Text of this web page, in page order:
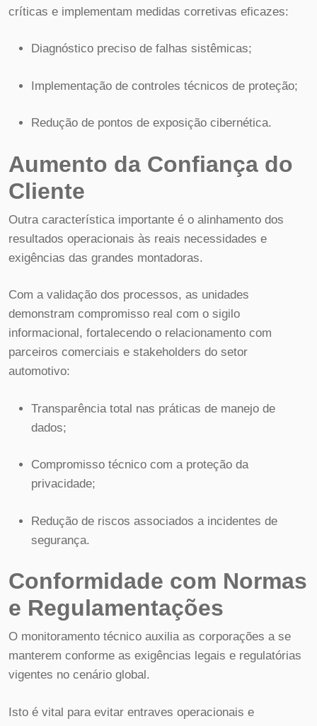
críticas e implementam medidas corretivas eficazes:
Diagnóstico preciso de falhas sistêmicas;
Implementação de controles técnicos de proteção;
Redução de pontos de exposição cibernética.
Aumento da Confiança do
Cliente
Outra característica importante é o alinhamento dos
resultados operacionais às reais necessidades e
exigências das grandes montadoras.
Com a validação dos processos, as unidades
demonstram compromisso real com o sigilo
informacional, fortalecendo o relacionamento com
parceiros comerciais e stakeholders do setor
automotivo:
Transparência total nas práticas de manejo de
dados;
Compromisso técnico com a proteção da
privacidade;
Redução de riscos associados a incidentes de
segurança.
Conformidade com Normas
e Regulamentações
O monitoramento técnico auxilia as corporações a se
manterem conforme as exigências legais e regulatórias
vigentes no cenário global.
Isto é vital para evitar entraves operacionais e